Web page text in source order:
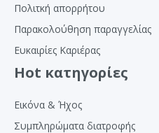
Πολιτκή απορρήτου
Παρακολούθηση παραγγελίας
Ευκαιρίες Καριέρας
Hot κατηγορίες
Εικόνα & Ήχος
Συμπληρώματα διατροφής